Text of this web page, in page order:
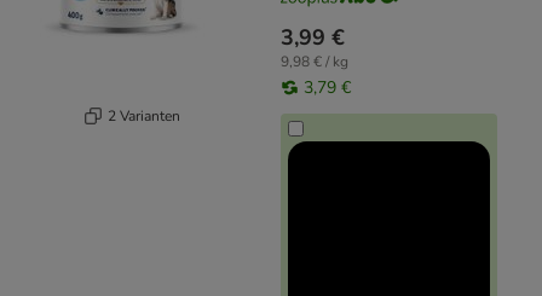
2 Varianten
3,99 €
9,98 € / kg
3,79 €